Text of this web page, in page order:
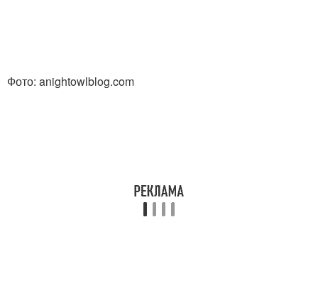
Фото: anightowlblog.com